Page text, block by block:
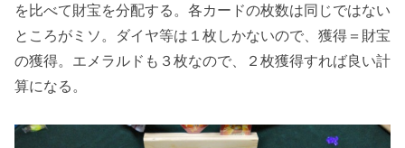
を比べて財宝を分配する。各カードの枚数は同じではない
ところがミソ。ダイヤ等は１枚しかないので、獲得＝財宝
の獲得。エメラルドも３枚なので、２枚獲得すれば良い計
算になる。